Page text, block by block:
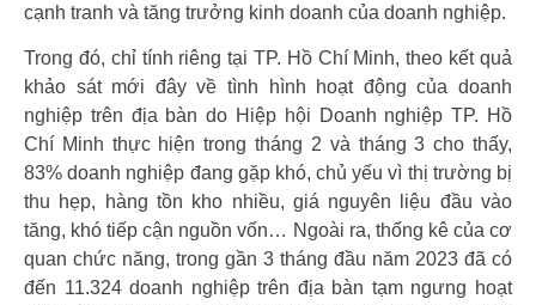
cạnh tranh và tăng trưởng kinh doanh của doanh nghiệp.
Trong đó, chỉ tính riêng tại TP. Hồ Chí Minh, theo kết quả
khảo sát mới đây về tình hình hoạt động của doanh
nghiệp trên địa bàn do Hiệp hội Doanh nghiệp TP. Hồ
Chí Minh thực hiện trong tháng 2 và tháng 3 cho thấy,
83% doanh nghiệp đang gặp khó, chủ yếu vì thị trường bị
thu hẹp, hàng tồn kho nhiều, giá nguyên liệu đầu vào
tăng, khó tiếp cận nguồn vốn… Ngoài ra, thống kê của cơ
quan chức năng, trong gần 3 tháng đầu năm 2023 đã có
đến 11.324 doanh nghiệp trên địa bàn tạm ngưng hoạt